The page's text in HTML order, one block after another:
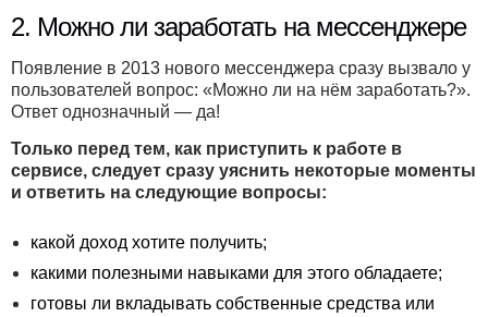
2. Можно ли заработать на мессенджере
Появление в 2013 нового мессенджера сразу вызвало у
пользователей вопрос: «Можно ли на нём заработать?».
Ответ однозначный — да!
Только перед тем, как приступить к работе в
сервисе, следует сразу уяснить некоторые моменты
и ответить на следующие вопросы:
какой доход хотите получить;
какими полезными навыками для этого обладаете;
готовы ли вкладывать собственные средства или